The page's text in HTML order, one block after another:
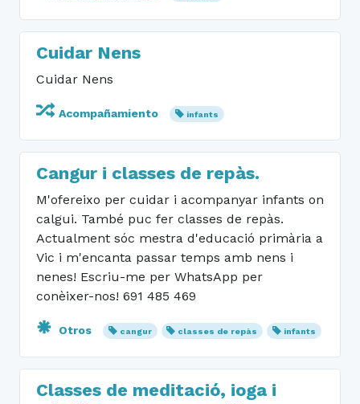
Cuidar Nens
Cuidar Nens
Acompañamiento infants
Cangur i classes de repàs.
M'ofereixo per cuidar i acompanyar infants on
calgui. També puc fer classes de repàs.
Actualment sóc mestra d'educació primària a
Vic i m'encanta passar temps amb nens i
nenes! Escriu-me per WhatsApp per
conèixer-nos! 691 485 469
Otros cangur classes de repàs infants
Classes de meditació, ioga i